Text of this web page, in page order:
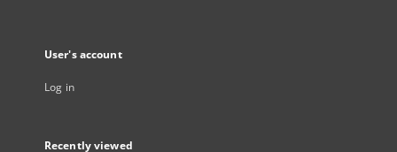
User's account
Log in
Recently viewed